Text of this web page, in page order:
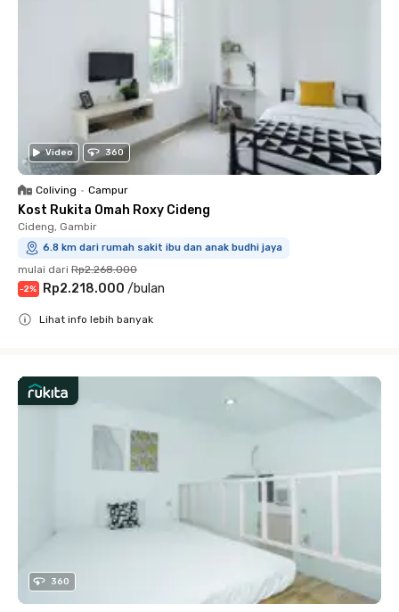
Video 360
Coliving • Campur
Kost Rukita Omah Roxy Cideng
Cideng, Gambir
6.8 km dari rumah sakit ibu dan anak budhi jaya
mulai dari Rp2.268.000
-2% Rp2.218.000 /bulan
Lihat info lebih banyak
360